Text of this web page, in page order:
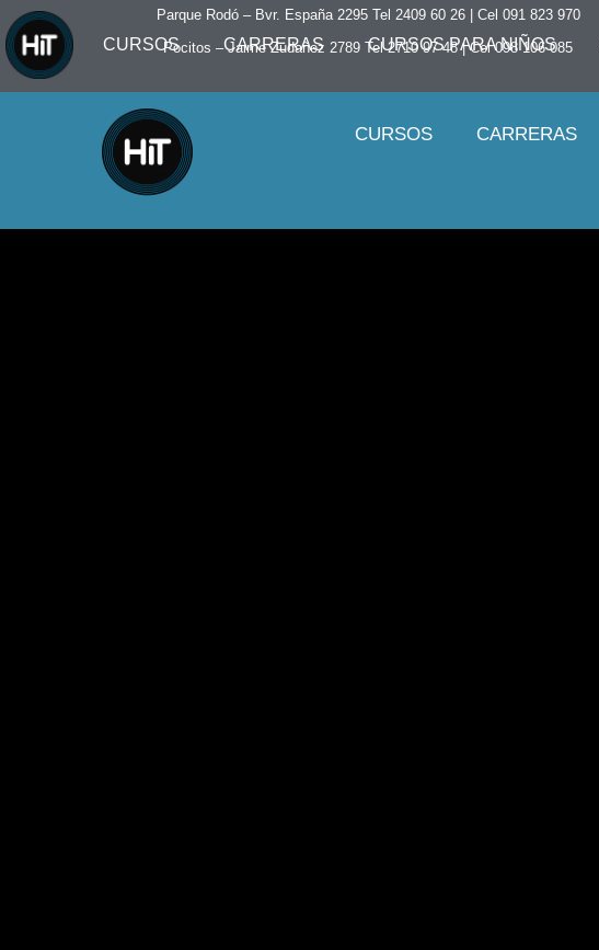
CURSOS CARRERAS CURSOS PARA NIÑOS
Parque Rodó – Bvr. España 2295 Tel 2409 60 26 | Cel 091 823 970
Pocitos – Jaime Zudañez 2789 Tel 2710 97 48|Cel 098 106 085
CURSOS CARRERAS